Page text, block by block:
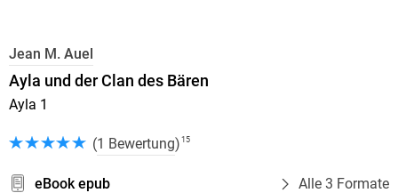
Jean M. Auel
Ayla und der Clan des Bären
Ayla 1
(1 Bewertung) 15
eBook epub Alle 3 Formate